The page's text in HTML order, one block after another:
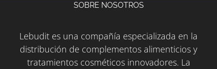
SOBRE NOSOTROS
Lebudit es una compañía especializada en la
distribución de complementos alimenticios y
tratamientos cosméticos innovadores. La